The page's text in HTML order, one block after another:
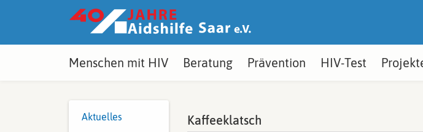
Menschen mit HIV Beratung Prävention HIV-Test
Aktuelles
Kaffeeklatsch